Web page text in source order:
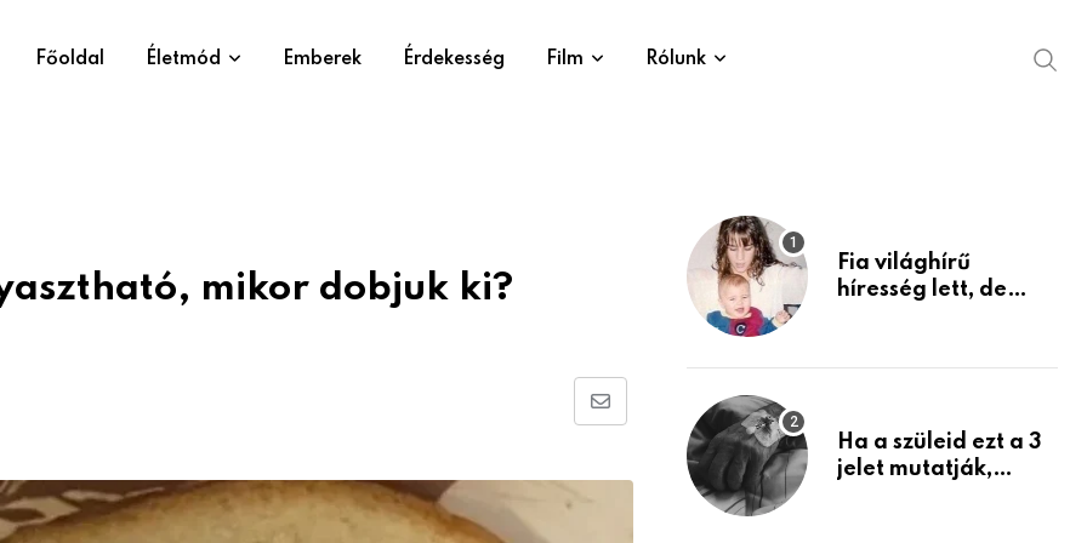
Főoldal Életmód Emberek Érdekesség Film Rólunk
mikor dobjuk ki?
Share
Email
Fia világhírű
híresség lett, de
mint azt el tudnád
Ha a szüleid ezt a 3
jelet mutatják,